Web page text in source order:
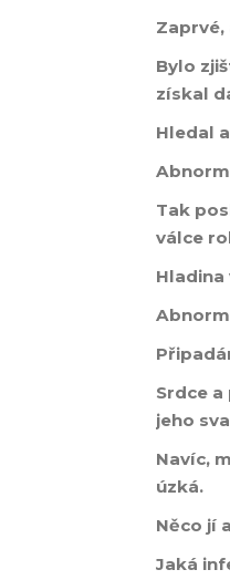
Bylo
získal
Hledal
Tak
válce
Srdce
jeho
Navíc,
úzká.
Něco jí
Jaká